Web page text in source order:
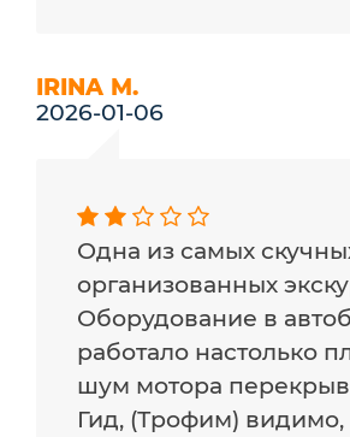
IRINA M.
2026-01-06
Одна из самых
организованных
Оборудование в
работало настолько
шум мотора
Гид, (Трофим) видимо,